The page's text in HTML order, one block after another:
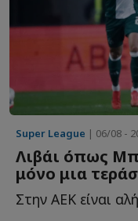
Super League | 06/08 -
Λιβάι όπως
μόνο μια